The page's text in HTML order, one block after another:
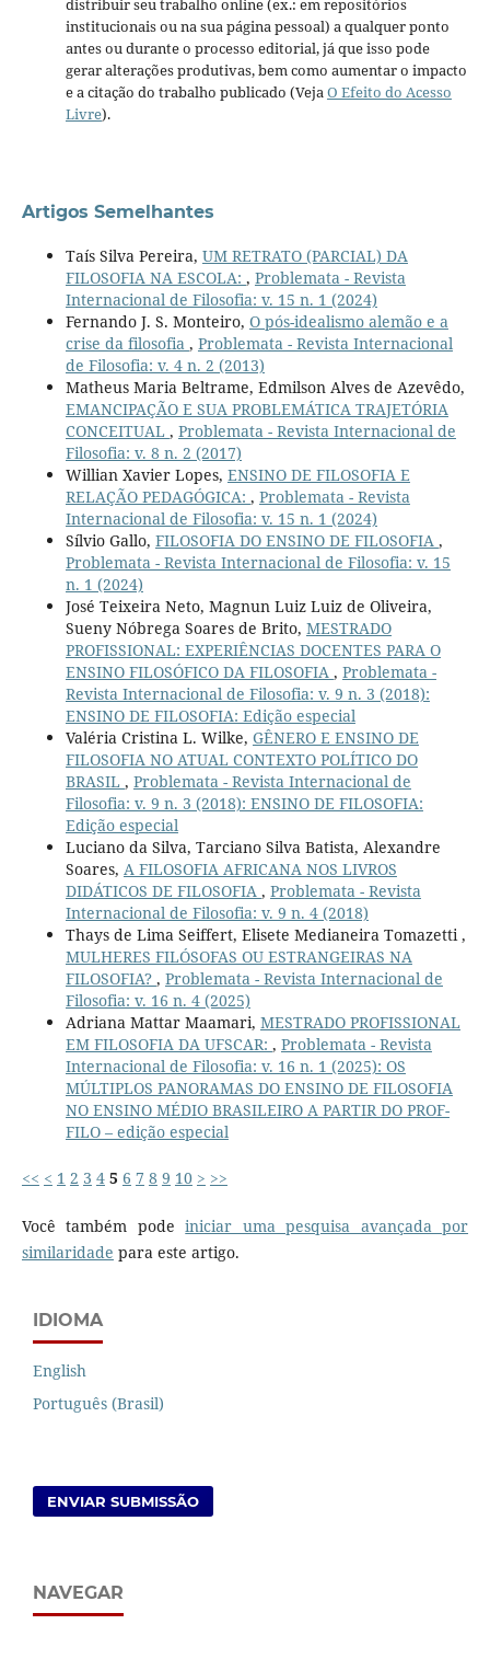
distribuir seu trabalho online (ex.: em repositórios
institucionais ou na sua página pessoal) a qualquer ponto
antes ou durante o processo editorial, já que isso pode
gerar alterações produtivas, bem como aumentar o impacto
e a citação do trabalho publicado (VejaO Efeito do Acesso
Livre).
Artigos Semelhantes
Taís Silva Pereira, UM RETRATO (PARCIAL) DA
FILOSOFIA NA ESCOLA: , Problemata - Revista
Internacional de Filosofia: v. 15 n. 1 (2024)
Fernando J. S. Monteiro, O pós-idealismo alemão e a
crise da filosofia , Problemata - Revista Internacional
de Filosofia: v. 4 n. 2 (2013)
Matheus Maria Beltrame, Edmilson Alves de Azevêdo,
EMANCIPAÇÃO E SUA PROBLEMÁTICA TRAJETÓRIA
CONCEITUAL , Problemata - Revista Internacional de
Filosofia: v. 8 n. 2 (2017)
Willian Xavier Lopes, ENSINO DE FILOSOFIA E
RELAÇÃO PEDAGÓGICA: , Problemata - Revista
Internacional de Filosofia: v. 15 n. 1 (2024)
Sílvio Gallo, FILOSOFIA DO ENSINO DE FILOSOFIA ,
Problemata - Revista Internacional de Filosofia: v. 15
n. 1 (2024)
José Teixeira Neto, Magnun Luiz Luiz de Oliveira,
Sueny Nóbrega Soares de Brito, MESTRADO
PROFISSIONAL: EXPERIÊNCIAS DOCENTES PARA O
ENSINO FILOSÓFICO DA FILOSOFIA , Problemata -
Revista Internacional de Filosofia: v. 9 n. 3 (2018):
ENSINO DE FILOSOFIA: Edição especial
Valéria Cristina L. Wilke, GÊNERO E ENSINO DE
FILOSOFIA NO ATUAL CONTEXTO POLÍTICO DO
BRASIL , Problemata - Revista Internacional de
Filosofia: v. 9 n. 3 (2018): ENSINO DE FILOSOFIA:
Edição especial
Luciano da Silva, Tarciano Silva Batista, Alexandre
Soares, A FILOSOFIA AFRICANA NOS LIVROS
DIDÁTICOS DE FILOSOFIA , Problemata - Revista
Internacional de Filosofia: v. 9 n. 4 (2018)
Thays de Lima Seiffert, Elisete Medianeira Tomazetti ,
MULHERES FILÓSOFAS OU ESTRANGEIRAS NA
FILOSOFIA? , Problemata - Revista Internacional de
Filosofia: v. 16 n. 4 (2025)
Adriana Mattar Maamari, MESTRADO PROFISSIONAL
EM FILOSOFIA DA UFSCAR: , Problemata - Revista
Internacional de Filosofia: v. 16 n. 1 (2025): OS
MÚLTIPLOS PANORAMAS DO ENSINO DE FILOSOFIA
NO ENSINO MÉDIO BRASILEIRO A PARTIR DO PROF-
FILO – edição especial
<< < 1 2 3 4 5 6 7 8 9 10 > >>
Você também podeiniciar uma pesquisa avançada por
similaridade para este artigo.
IDIOMA
English
Português (Brasil)
ENVIAR SUBMISSÃO
NAVEGAR